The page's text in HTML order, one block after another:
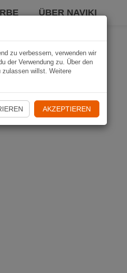
ÜBER NAVIKI
zu verbessern, verwenden wir
der Verwendung zu. Über den
zulassen willst. Weitere
AKZEPTIEREN